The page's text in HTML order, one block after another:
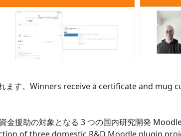
ます。Winners receive a certificate and mug
金援助の対象となる 3 つの国内研究開発